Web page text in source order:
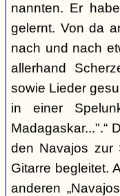
nannten. Er
gelernt. Von da
nach und nach
allerhand
sowie Lieder
in einer
Madagaskar...".“
den Navajos zur
Gitarre begleitet.
anderen